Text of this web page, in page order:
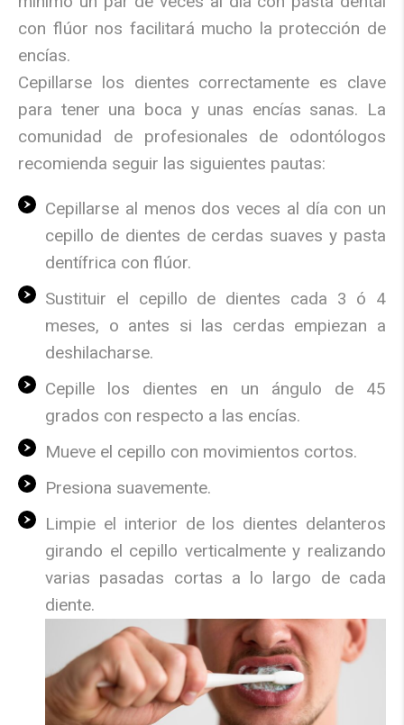
con flúor nos facilitará mucho la protección de
encías.
Cepillarse los dientes correctamente es clave
para tener una boca y unas encías sanas. La
comunidad de profesionales de odontólogos
recomienda seguir las siguientes pautas:
Cepillarse al menos dos veces al día con un
cepillo de dientes de cerdas suaves y pasta
dentífrica con flúor.
Sustituir el cepillo de dientes cada 3 ó 4
meses, o antes si las cerdas empiezan a
deshilacharse.
Cepille los dientes en un ángulo de 45
grados con respecto a las encías.
Mueve el cepillo con movimientos cortos.
Presiona suavemente.
Limpie el interior de los dientes delanteros
girando el cepillo verticalmente y realizando
varias pasadas cortas a lo largo de cada
diente.